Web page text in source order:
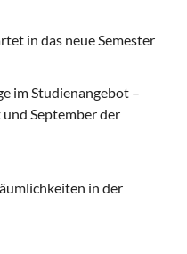
in das neue Semester
im Studienangebot –
September der
in der